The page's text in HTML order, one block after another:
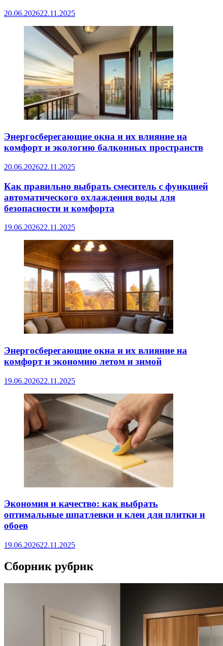
20.06.202622.11.2025
Энергосберегающие окна и их влияние на
комфорт и экологию балконных пространств
20.06.202622.11.2025
Как правильно выбрать смеситель с функцией
автоматического охлаждения воды для
безопасности и комфорта
19.06.202622.11.2025
Энергосберегающие окна и их влияние на
комфорт и экономию летом и зимой
19.06.202622.11.2025
Экономия и качество: как выбрать
оптимальные шпатлевки и клеи для плитки и
обоев
19.06.202622.11.2025
Сборник рубрик